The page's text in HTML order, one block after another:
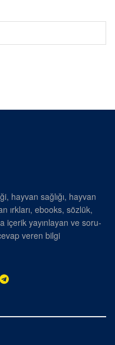
hayvan sağlığı, hayvan
ırkları, ebooks, sözlük,
içerik yayınlayan ve soru-
veren bilgi